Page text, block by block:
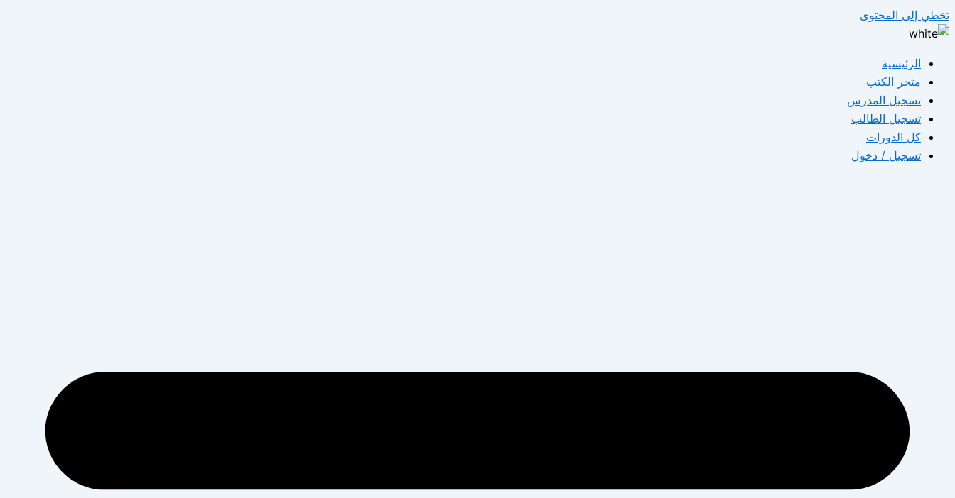
تخطي إلى المحتوى
الرئيسية
متجر الكتب
تسجيل المدرس
تسجيل الطالب
كل الدورات
تسجيل / دخول